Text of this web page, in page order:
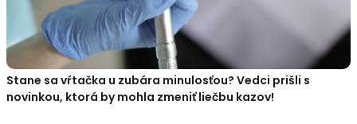
Stane sa vŕtačka u zubára minulosťou? Vedci prišli s
novinkou, ktorá by mohla zmeniť liečbu kazov!